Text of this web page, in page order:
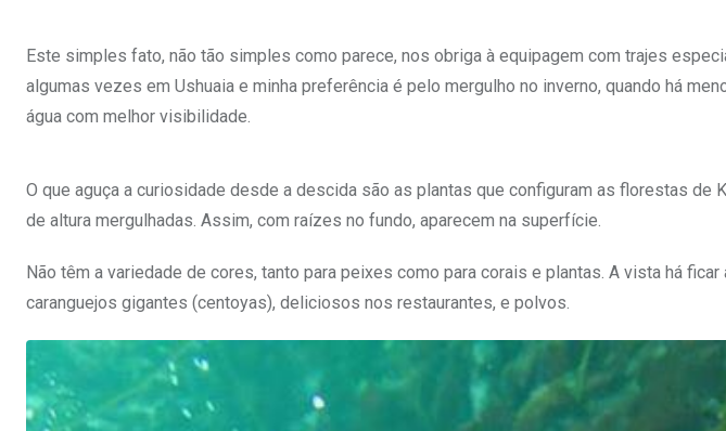
Este simples fato, não tão simples como parece, nos obriga à equipagem com trajes
algumas vezes em Ushuaia e minha preferência é pelo mergulho no inverno, quando há
água com melhor visibilidade.
O que aguça a curiosidade desde a descida são as plantas que configuram as florestas de
de altura mergulhadas. Assim, com raízes no fundo, aparecem na superfície.
Não têm a variedade de cores, tanto para peixes como para corais e plantas. A vista há
caranguejos gigantes (centoyas), deliciosos nos restaurantes, e polvos.